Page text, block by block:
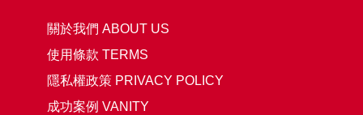
關於我們 ABOUT US
使用條款 TERMS
隱私權政策 PRIVACY POLICY
成功案例 VANITY